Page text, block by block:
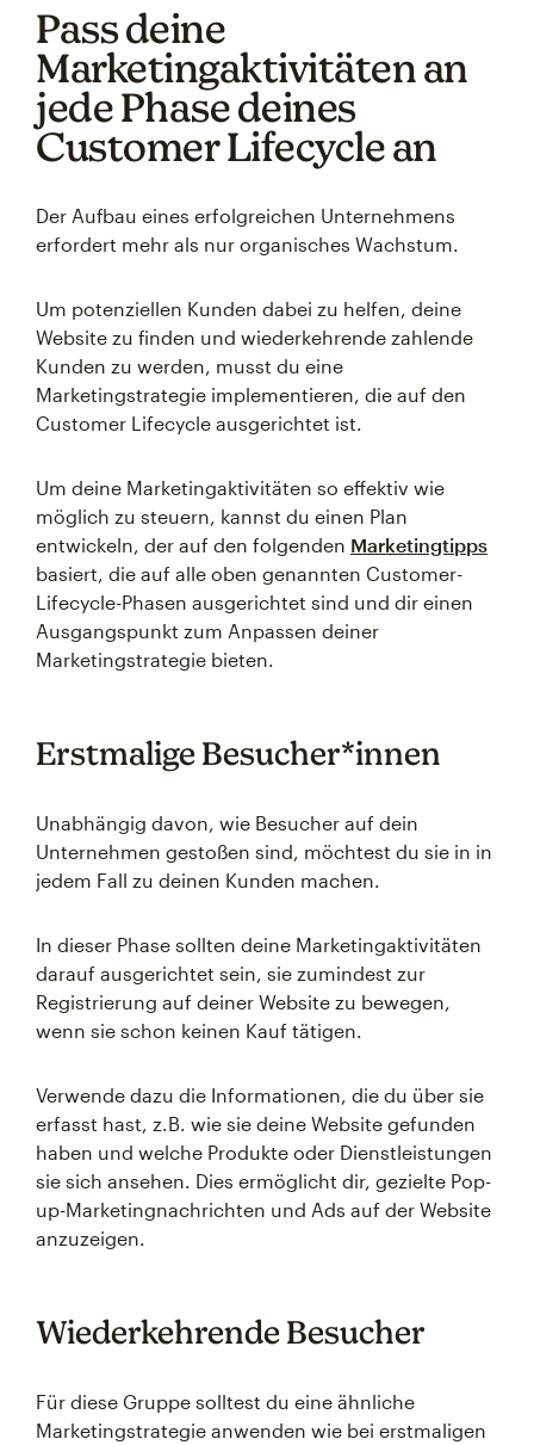
Pass deine
Marketingaktivitäten an
jede Phase deines
Customer Lifecycle an
Der Aufbau eines erfolgreichen Unternehmens
erfordert mehr als nur organisches Wachstum.
Um potenziellen Kunden dabei zu helfen, deine
Website zu finden und wiederkehrende zahlende
Kunden zu werden, musst du eine
Marketingstrategie implementieren, die auf den
Customer Lifecycle ausgerichtet ist.
Um deine Marketingaktivitäten so effektiv wie
möglich zu steuern, kannst du einen Plan
entwickeln, der auf den folgenden Marketingtipps
basiert, die auf alle oben genannten Customer-
Lifecycle-Phasen ausgerichtet sind und dir einen
Ausgangspunkt zum Anpassen deiner
Marketingstrategie bieten.
Erstmalige Besucher*innen
Unabhängig davon, wie Besucher auf dein
Unternehmen gestoßen sind, möchtest du sie in in
jedem Fall zu deinen Kunden machen.
In dieser Phase sollten deine Marketingaktivitäten
darauf ausgerichtet sein, sie zumindest zur
Registrierung auf deiner Website zu bewegen,
wenn sie schon keinen Kauf tätigen.
Verwende dazu die Informationen, die du über sie
erfasst hast, z.B. wie sie deine Website gefunden
haben und welche Produkte oder Dienstleistungen
sie sich ansehen. Dies ermöglicht dir, gezielte Pop-
up-Marketingnachrichten und Ads auf der Website
anzuzeigen.
Wiederkehrende Besucher
Für diese Gruppe solltest du eine ähnliche
Marketingstrategie anwenden wie bei erstmaligen